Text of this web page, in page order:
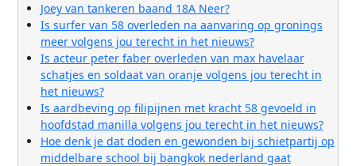
Joey van tankeren baand 18A Neer?
Is surfer van 58 overleden na aanvaring op gronings
meer volgens jou terecht in het nieuws?
Is acteur peter faber overleden van max havelaar
schatjes en soldaat van oranje volgens jou terecht in
het nieuws?
Is aardbeving op filipijnen met kracht 58 gevoeld in
hoofdstad manilla volgens jou terecht in het nieuws?
Hoe denk je dat doden en gewonden bij schietpartij op
middelbare school bij bangkok nederland gaat